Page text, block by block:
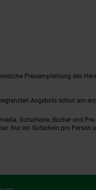
Preisempfehlung des
Angebots schon am
Gutscheine, Bücher und
Nur ein Gutschein pro Person